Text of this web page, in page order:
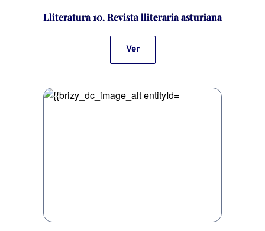
Lliteratura 10. Revista lliteraria asturiana
Ver